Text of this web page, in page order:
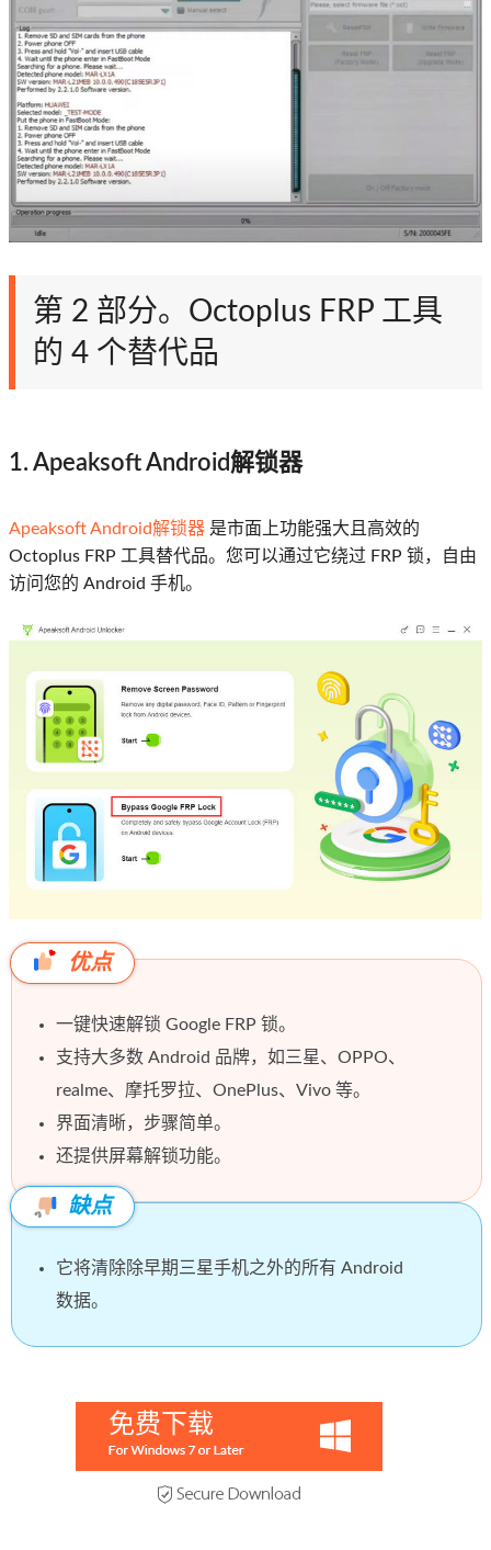
第 2 部分。Octoplus FRP 工具
的 4 个替代品
1. Apeaksoft Android解锁器
Apeaksoft Android解锁器 是市面上功能强大且高效的
Octoplus FRP 工具替代品。您可以通过它绕过 FRP 锁，自由
访问您的 Android 手机。
优点
一键快速解锁 Google FRP 锁。
支持大多数 Android 品牌，如三星、OPPO、
realme、摩托罗拉、OnePlus、Vivo 等。
界面清晰，步骤简单。
还提供屏幕解锁功能。
缺点
它将清除除早期三星手机之外的所有 Android
数据。
免费下载